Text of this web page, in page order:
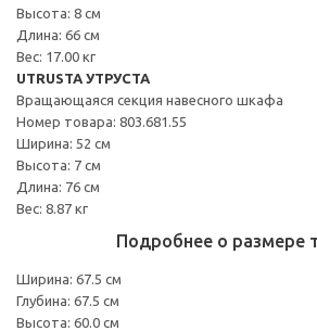
Высота: 8 см
Длина: 66 см
Вес: 17.00 кг
UTRUSTA УТРУСТА
Вращающаяся секция навесного шкафа
Номер товара: 803.681.55
Ширина: 52 см
Высота: 7 см
Длина: 76 см
Вес: 8.87 кг
Подробнее о размере
Ширина: 67.5 см
Глубина: 67.5 см
Высота: 60.0 см